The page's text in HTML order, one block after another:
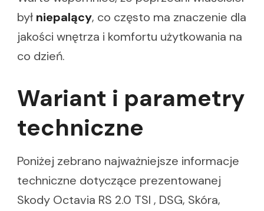
był niepalący, co często ma znaczenie dla
jakości wnętrza i komfortu użytkowania na
co dzień.
Wariant i parametry
techniczne
Poniżej zebrano najważniejsze informacje
techniczne dotyczące prezentowanej
Skody Octavia RS 2.0 TSI , DSG, Skóra,